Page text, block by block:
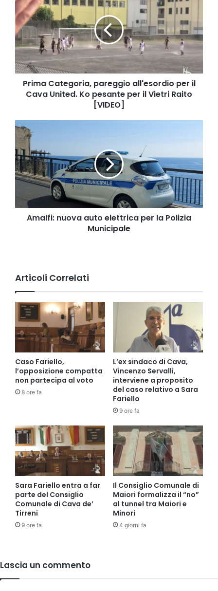
pareggio
all'esordio
per
il
Cava
United.
Ko
pesante
per
Raito
[VIDEO]
Prima Categoria, pareggio all'esordio per il
Cava United. Ko pesante per il Vietri Raito
[VIDEO]
Amalfi:
nuova
auto
elettrica
per
la
Polizia
Municipale
Amalfi: nuova auto elettrica per la Polizia
Municipale
Articoli Correlati
Caso Fariello,
l’opposizione compatta
non partecipa al voto
8 ore fa
L’ex sindaco di Cava,
Vincenzo Servalli,
interviene a proposito
del caso relativo a Sara
Fariello
9 ore fa
Sara Fariello entra a far
parte del Consiglio
Comunale di Cava de’
Tirreni
9 ore fa
Il Consiglio Comunale di
Maiori formalizza il “no”
al tunnel tra Maiori e
Minori
4 giorni fa
Lascia un commento